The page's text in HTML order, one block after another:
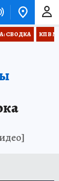
СВОДКА КП В